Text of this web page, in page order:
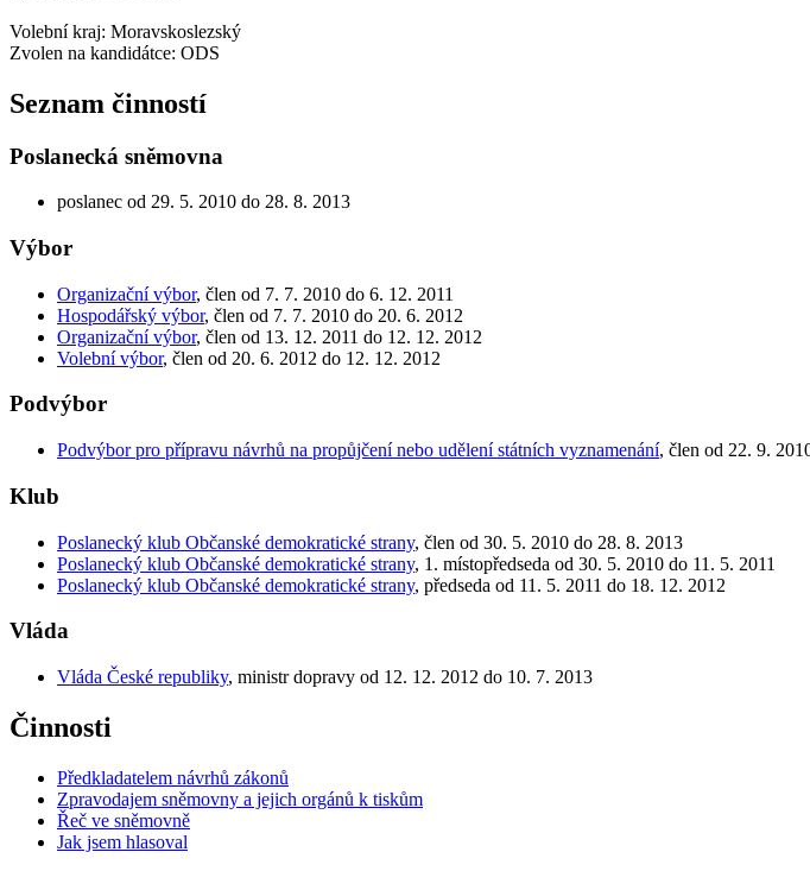
Volební kraj: Moravskoslezský
Zvolen na kandidátce: ODS
Seznam činností
Poslanecká sněmovna
poslanec od 29. 5. 2010 do 28. 8. 2013
Výbor
Organizační výbor, člen od 7. 7. 2010 do 6. 12. 2011
Hospodářský výbor, člen od 7. 7. 2010 do 20. 6. 2012
Organizační výbor, člen od 13. 12. 2011 do 12. 12. 2012
Volební výbor, člen od 20. 6. 2012 do 12. 12. 2012
Podvýbor
Podvýbor pro přípravu návrhů na propůjčení nebo udělení státních vyznamenání, člen od 22. 9.
Klub
Poslanecký klub Občanské demokratické strany, člen od 30. 5. 2010 do 28. 8. 2013
Poslanecký klub Občanské demokratické strany, 1. místopředseda od 30. 5. 2010 do 11. 5. 2011
Poslanecký klub Občanské demokratické strany, předseda od 11. 5. 2011 do 18. 12. 2012
Vláda
Vláda České republiky, ministr dopravy od 12. 12. 2012 do 10. 7. 2013
Činnosti
Předkladatelem návrhů zákonů
Zpravodajem sněmovny a jejich orgánů k tiskům
Řeč ve sněmovně
Jak jsem hlasoval